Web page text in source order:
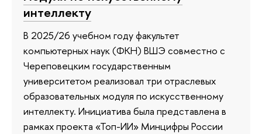
интеллекту
В 2025/26 учебном году факультет
компьютерных наук (ФКН) ВШЭ совместно с
Череповецким государственным
университетом реализовал три отраслевых
образовательных модуля по искусственному
интеллекту. Инициатива была представлена в
рамках проекта «Топ-ИИ» Минцифры России